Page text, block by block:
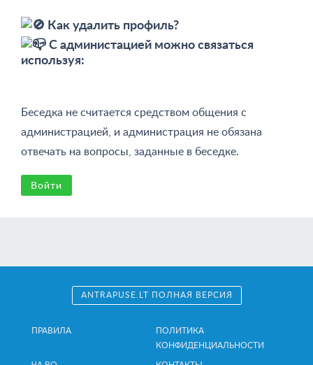
Как удалить профиль?
С администацией можно связаться
используя:
Беседка не считается средством общения с
администрацией, и администрация не обязана
отвечать на вопросы, заданные в беседке.
Войти
ANTRAPUSE.LT ПОЛНАЯ ВЕРСИЯ
ПРАВИЛА
ПОЛИТИКА
КОНФИДЕНЦИАЛЬНОСТИ